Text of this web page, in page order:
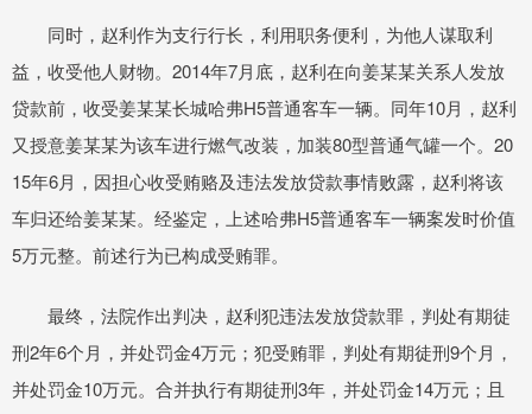
同时，赵利作为支行行长，利用职务便利，为他人谋取利
益，收受他人财物。2014年7月底，赵利在向姜某某关系人发放
贷款前，收受姜某某长城哈弗H5普通客车一辆。同年10月，赵利
又授意姜某某为该车进行燃气改装，加装80型普通气罐一个。20
15年6月，因担心收受贿赂及违法发放贷款事情败露，赵利将该
车归还给姜某某。经鉴定，上述哈弗H5普通客车一辆案发时价值
5万元整。前述行为已构成受贿罪。
最终，法院作出判决，赵利犯违法发放贷款罪，判处有期徒
刑2年6个月，并处罚金4万元；犯受贿罪，判处有期徒刑9个月，
并处罚金10万元。合并执行有期徒刑3年，并处罚金14万元；且